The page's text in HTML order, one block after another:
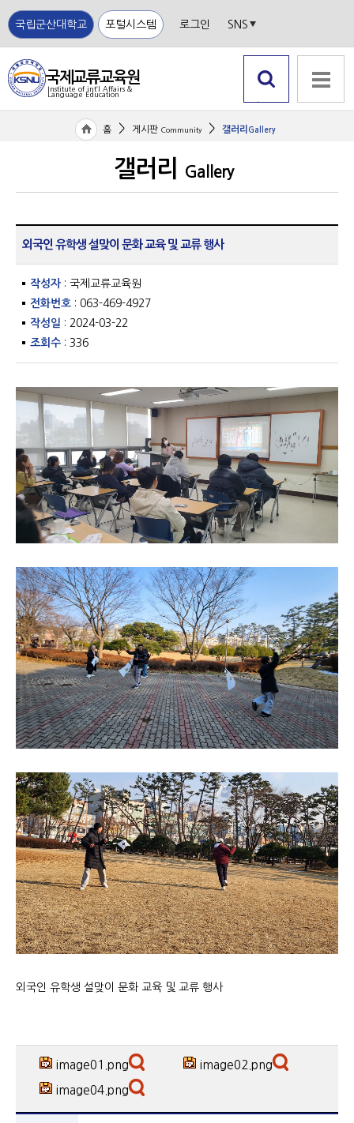
국립군산대학교 포털시스템 로그인 SNS
전체메뉴
국제교류교육원
Institute of int‘l Affairs &
Language Education
홈 > 게시판 Community > 갤러리 Gallery
갤러리 Gallery
외국인 유학생 설맞이 문화 교육 및 교류 행사
작성자 : 국제교류교육원
전화번호 : 063-469-4927
작성일 : 2024-03-22
조회수 : 336
외국인 유학생 설맞이 문화 교육 및 교류 행사
image01.png image02.png
image04.png